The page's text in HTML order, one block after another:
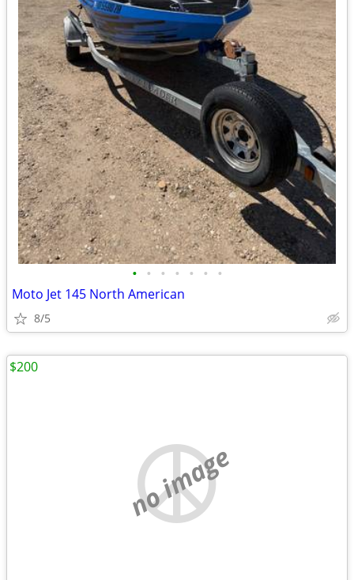
• • • • • • •
Moto Jet 145 North American
8/5
no image
$200